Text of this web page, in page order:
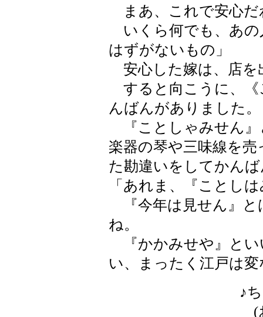
まあ、これで安心だ
いくら何でも、あの
はずがないもの」
安心した嫁は、店を
すると向こうに、《
んばんがありました。
『ことしゃみせん』
楽器の琴や三味線を
た勘違いをしてかん
「あれま、『ことし
『今年は見せん』と
ね。
『かかみせや』とい
い、まったく江戸は
♪
(